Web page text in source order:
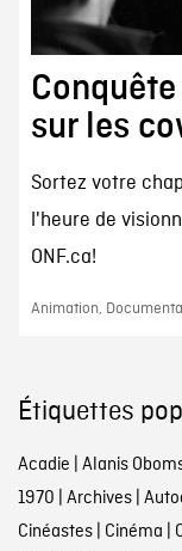
sur les
Sortez votre
l'heure de
ONF.ca!
Animation,
Étiquettes
Acadie Alanis
1970 Archives|
Cinéastes| Cinéma